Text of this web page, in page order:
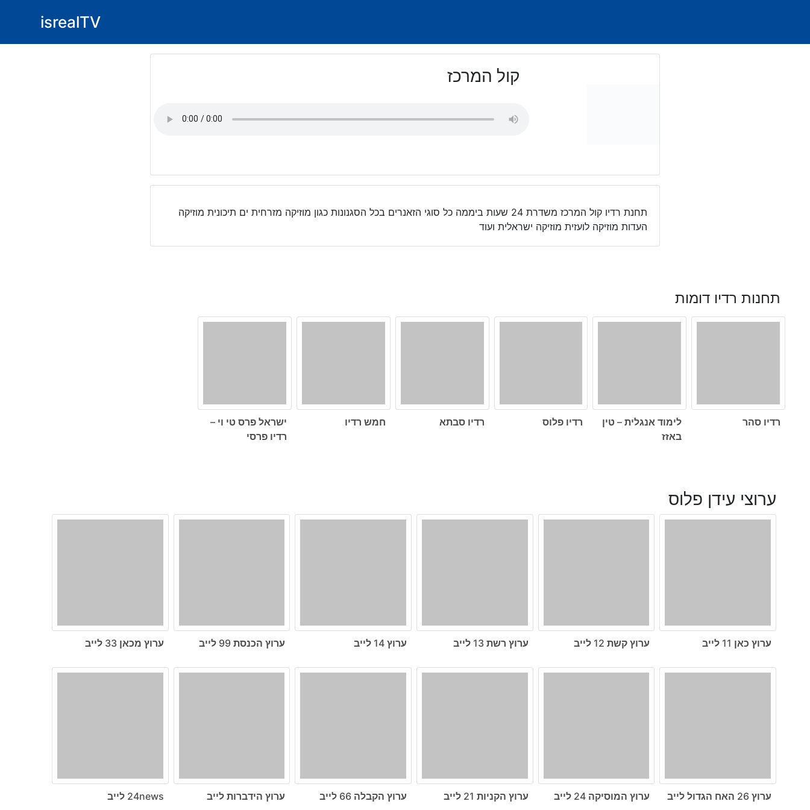
isrealTV
קול המרכז
תחנת רדיו קול המרכז משדרת 24 שעות ביממה כל סוגי הזאנרים בכל הסגנונות כגון מוזיקה מזרחית ים תיכונית מוזיקה
העדות מוזיקה לועזית מוזיקה ישראלית ועוד
תחנות רדיו דומות
רדיו סהר
לימוד אנגלית – טין
באזז
רדיו פלוס רדיו סבתא חמש רדיו
ישראל פרס טי וי –
רדיו פרסי
ערוצי עידן פלוס
ערוץ כאן 11 לייב ערוץ קשת 12 לייב ערוץ רשת 13 לייב ערוץ 14 לייב ערוץ הכנסת 99 לייב ערוץ מכאן 33 לייב
ערוץ 26 האח הגדול לייב ערוץ המוסיקה 24 לייב ערוץ הקניות 21 לייב ערוץ הקבלה 66 לייב ערוץ הידברות לייב 24news לייב